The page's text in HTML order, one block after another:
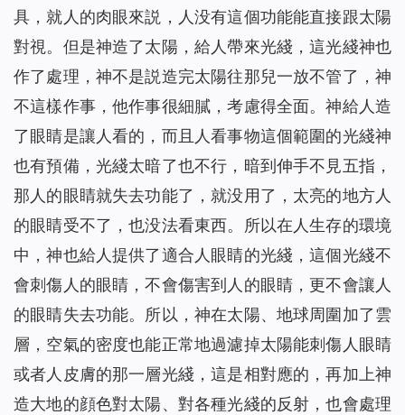
具，就人的肉眼來説，人没有這個功能能直接跟太陽
對視。但是神造了太陽，給人帶來光綫，這光綫神也
作了處理，神不是説造完太陽往那兒一放不管了，神
不這樣作事，他作事很細膩，考慮得全面。神給人造
了眼睛是讓人看的，而且人看事物這個範圍的光綫神
也有預備，光綫太暗了也不行，暗到伸手不見五指，
那人的眼睛就失去功能了，就没用了，太亮的地方人
的眼睛受不了，也没法看東西。所以在人生存的環境
中，神也給人提供了適合人眼睛的光綫，這個光綫不
會刺傷人的眼睛，不會傷害到人的眼睛，更不會讓人
的眼睛失去功能。所以，神在太陽、地球周圍加了雲
層，空氣的密度也能正常地過濾掉太陽能刺傷人眼睛
或者人皮膚的那一層光綫，這是相對應的，再加上神
造大地的顔色對太陽、對各種光綫的反射，也會處理